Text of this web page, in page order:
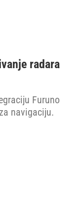
radara
Furuno
navigaciju.